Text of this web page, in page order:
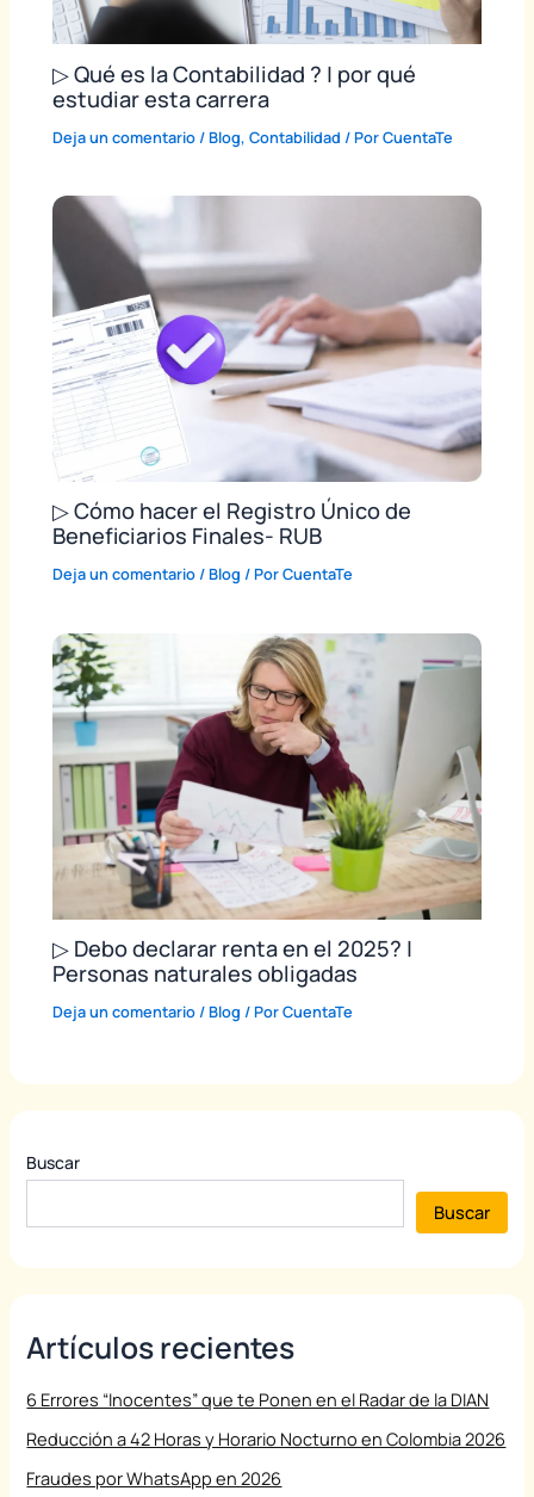
▷ Qué es la Contabilidad ? | por qué
estudiar esta carrera
Deja un comentario /Blog,Contabilidad / PorCuentaTe
▷ Cómo hacer el Registro Único de
Beneficiarios Finales- RUB
Deja un comentario/Blog / PorCuentaTe
▷ Debo declarar renta en el 2025? |
Personas naturales obligadas
Deja un comentario/Blog / PorCuentaTe
Buscar
Buscar
Artículos recientes
6 Errores “Inocentes” que te Ponen en el Radar de la DIAN
Reducción a 42 Horas y Horario Nocturno en Colombia 2026
Fraudes por WhatsApp en 2026